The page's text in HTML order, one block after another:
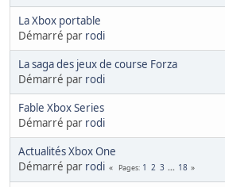
La Xbox portable
Démarré par rodi
La saga des jeux de course Forza
Démarré par rodi
Fable Xbox Series
Démarré par rodi
Actualités Xbox One
Démarré par rodi Pages 1 2 3 ... 18